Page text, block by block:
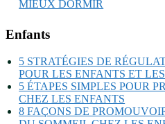
MIEUX DORMIR
Enfants
5 STRATÉGIES DE
POUR LES ENFANTS ET
5 ÉTAPES SIMPLES POUR
CHEZ LES ENFANTS
8 FAÇONS DE